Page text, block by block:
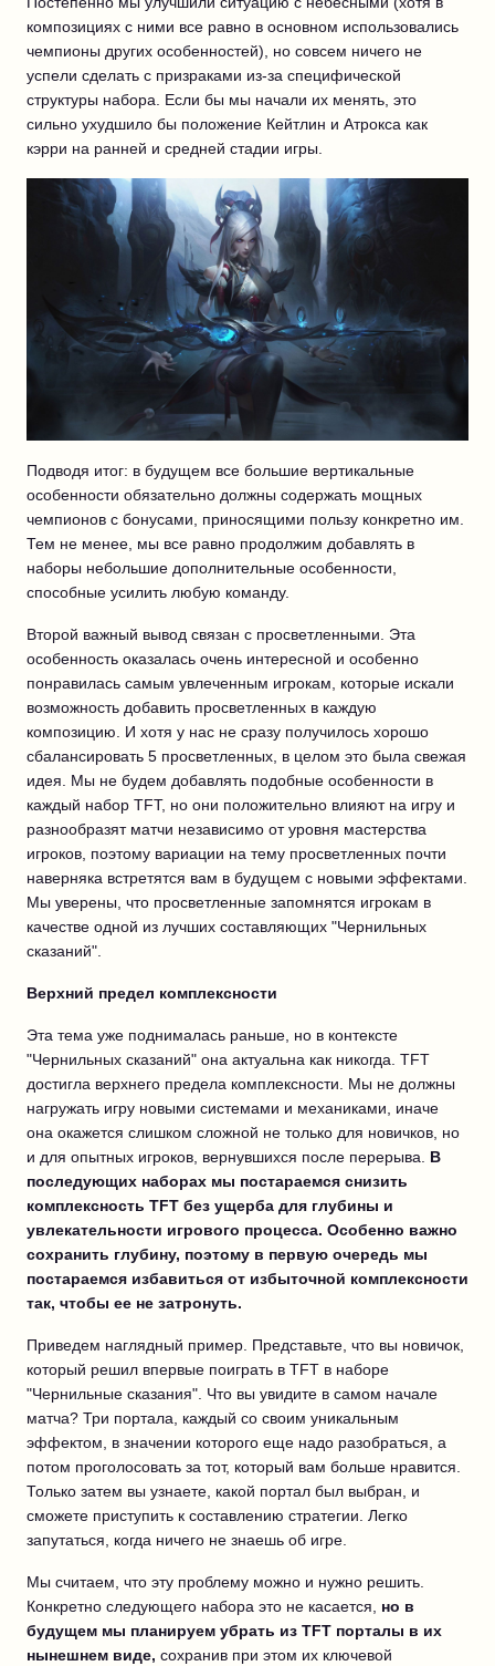
композициях с ними все равно в основном использовались
чемпионы других особенностей), но совсем ничего не
успели сделать с призраками из-за специфической
структуры набора. Если бы мы начали их менять, это
сильно ухудшило бы положение Кейтлин и Атрокса как
кэрри на ранней и средней стадии игры.
Подводя итог: в будущем все большие вертикальные
особенности обязательно должны содержать мощных
чемпионов с бонусами, приносящими пользу конкретно им.
Тем не менее, мы все равно продолжим добавлять в
наборы небольшие дополнительные особенности,
способные усилить любую команду.
Второй важный вывод связан с просветленными. Эта
особенность оказалась очень интересной и особенно
понравилась самым увлеченным игрокам, которые искали
возможность добавить просветленных в каждую
композицию. И хотя у нас не сразу получилось хорошо
сбалансировать 5 просветленных, в целом это была свежая
идея. Мы не будем добавлять подобные особенности в
каждый набор TFT, но они положительно влияют на игру и
разнообразят матчи независимо от уровня мастерства
игроков, поэтому вариации на тему просветленных почти
наверняка встретятся вам в будущем с новыми эффектами.
Мы уверены, что просветленные запомнятся игрокам в
качестве одной из лучших составляющих "Чернильных
сказаний".
Верхний предел комплексности
Эта тема уже поднималась раньше, но в контексте
"Чернильных сказаний" она актуальна как никогда. TFT
достигла верхнего предела комплексности. Мы не должны
нагружать игру новыми системами и механиками, иначе
она окажется слишком сложной не только для новичков, но
и для опытных игроков, вернувшихся после перерыва. В
последующих наборах мы постараемся снизить
комплексность TFT без ущерба для глубины и
увлекательности игрового процесса. Особенно важно
сохранить глубину, поэтому в первую очередь мы
постараемся избавиться от избыточной комплексности
так, чтобы ее не затронуть.
Приведем наглядный пример. Представьте, что вы новичок,
который решил впервые поиграть в TFT в наборе
"Чернильные сказания". Что вы увидите в самом начале
матча? Три портала, каждый со своим уникальным
эффектом, в значении которого еще надо разобраться, а
потом проголосовать за тот, который вам больше нравится.
Только затем вы узнаете, какой портал был выбран, и
сможете приступить к составлению стратегии. Легко
запутаться, когда ничего не знаешь об игре.
Мы считаем, что эту проблему можно и нужно решить.
Конкретно следующего набора это не касается, но в
будущем мы планируем убрать из TFT порталы в их
нынешнем виде, сохранив при этом их ключевой